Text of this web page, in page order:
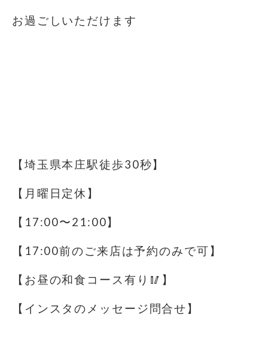
お過ごしいただけます
【埼玉県本庄駅徒歩30秒】
【月曜日定休】
【17:00〜21:00】
【17:00前のご来店は予約のみで可】
【お昼の和食コース有り🥢】
【インスタのメッセージ問合せ】